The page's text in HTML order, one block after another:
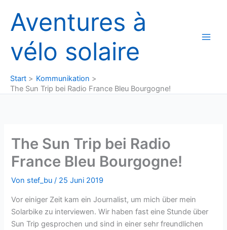
Inhalt
springen
Aventures à
vélo solaire
Start
Kommunikation
The Sun Trip bei Radio France Bleu Bourgogne!
The Sun Trip bei Radio
France Bleu Bourgogne!
Von stef_bu/ 25 Juni 2019
Vor einiger Zeit kam ein Journalist, um mich über mein
Solarbike zu interviewen. Wir haben fast eine Stunde über
Sun Trip gesprochen und sind in einer sehr freundlichen